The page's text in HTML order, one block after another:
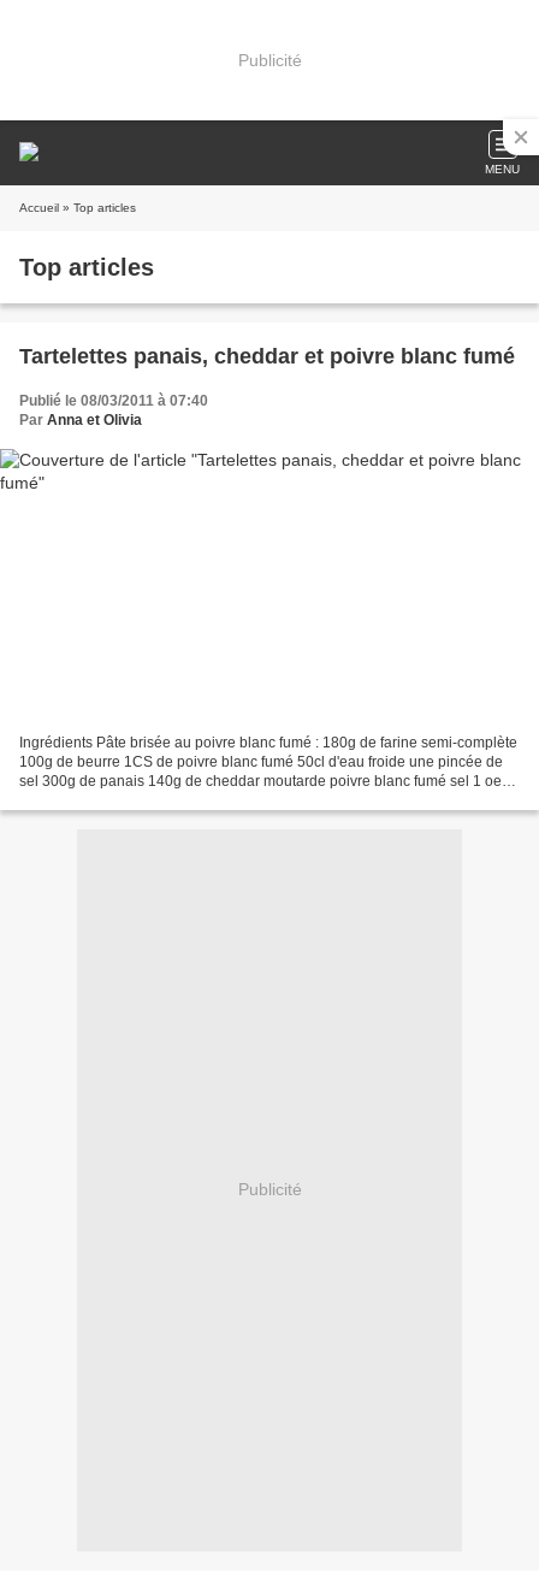
Publicité
MENU
Accueil » Top articles
Top articles
Tartelettes panais, cheddar et poivre blanc fumé
Publié le 08/03/2011 à 07:40
Par Anna et Olivia
Ingrédients Pâte brisée au poivre blanc fumé : 180g de farine semi-complète
100g de beurre 1CS de poivre blanc fumé 50cl d'eau froide une pincée de
sel 300g de panais 140g de cheddar moutarde poivre blanc fumé sel 1 oeuf
Publicité